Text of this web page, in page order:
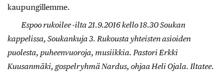
kaupungillemme.
Espoo rukoilee -ilta 21.9.2016 kello 18.30 Soukan
kappelissa, Soukankuja 3. Rukousta yhteisten asioiden
puolesta, puheenvuoroja, musiikkia. Pastori Erkki
Kuusanmäki, gospelryhmä Nardus, ohjaa Heli Ojala. Iltatee.